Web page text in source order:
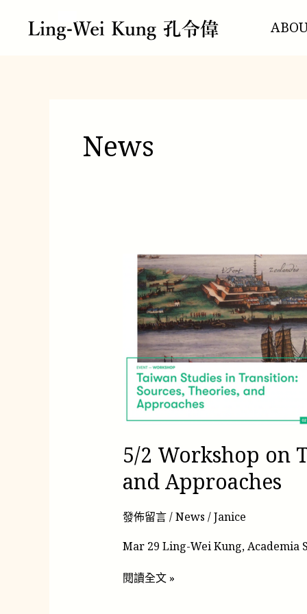
News
5/2 Workshop on
and Approaches
發佈留言/News /Janice
Mar 29 Ling-Wei Kung,
5/2
Workshop
Taiwan
Studies
Transition:
Sources,
Theories,
and
Approaches
閱讀全文 »
分